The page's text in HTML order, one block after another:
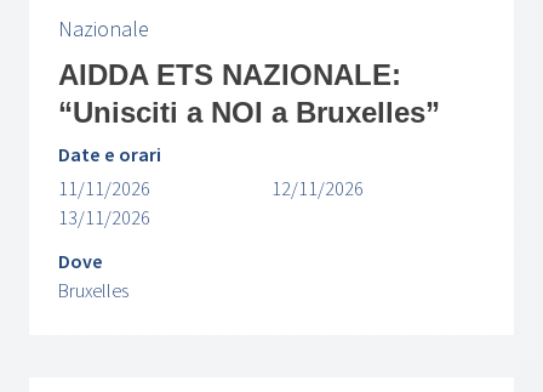
Nazionale
AIDDA ETS NAZIONALE:
“Unisciti a NOI a Bruxelles”
Date e orari
11/11/2026
12/11/2026
13/11/2026
Dove
Bruxelles